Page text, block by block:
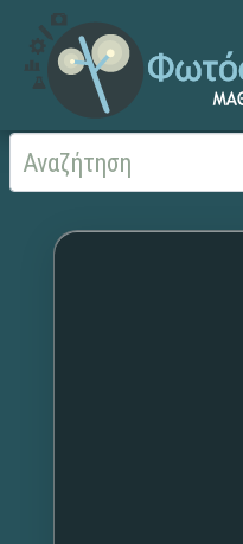
Αρχική Χωρίς τίτλο